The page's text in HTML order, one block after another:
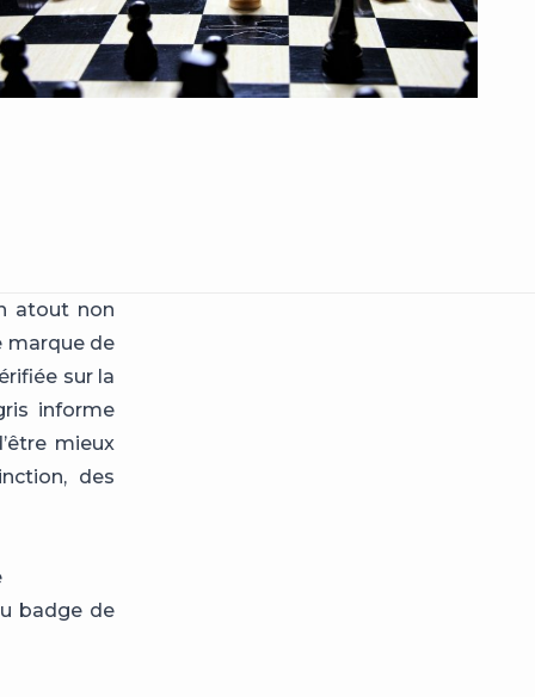
atout non
marque de
sur la
informe
mieux
des
badge de